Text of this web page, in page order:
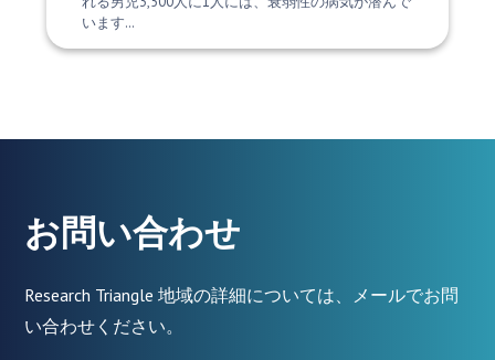
います…
お問い合わせ
Research Triangle 地域の詳細については、メールでお問
い合わせください。